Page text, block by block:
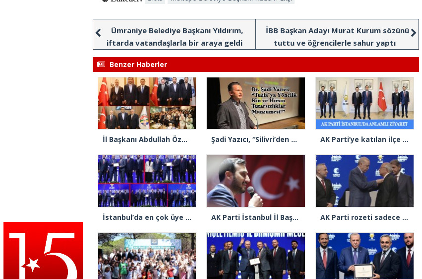
Ümraniye Belediye Başkanı Yıldırım,
iftarda vatandaşlarla bir araya geldi
İBB Başkan Adayı Murat Kurum sözünü
tuttu ve öğrencilerle sahur yaptı
Benzer Haberler
İl Başkanı Abdullah Özdemir: “AK Parti’nin kapısı milletine hizmet etmek isteyen herkese açıktır” Şadi Yazıcı, “Silivri’den alınan talimatla hakkımda karalama kampanyası yürütülüyor” AK Parti’ye katılan ilçe belediye başkanlarından İl Başkanı Özdemir’e ziyaret
İstanbul’da en çok üye yapan ilçe başkanları beratlarını Cumhurbaşkanı Erdoğan’ın elinden aldı AK Parti İstanbul İl Başkanı Abdullah Özdemir’den Ertuğrul Özkök’e “Franco” tepkisi AK Parti rozeti sadece yakaya mı takıldı, yoksa gönüle takılmadı mı?